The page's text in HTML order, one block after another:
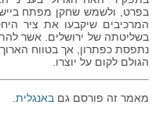
בפרט, ולשמש שחקן מפתח
המרכיבים שיקבעו את ציר
בשליטתה של ירושלים. אשר
נתפסת כפתרון, אך בטווח הארוך
הגולם לקום על יוצרו.
מאמר זה פורסם גם באנגלית.